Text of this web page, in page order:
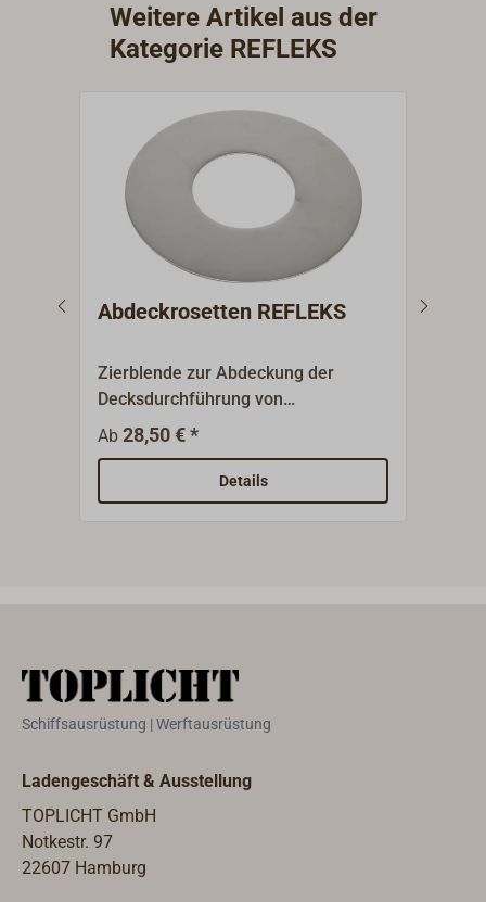
Weitere Artikel aus der
Kategorie REFLEKS
Abdeckrosetten REFLEKS
Zierblende zur Abdeckung der
Decksdurchführung von
unten.Kleine, runde Platte aus
poliertem Edelstahl.
Ab28,50 € *
Details
Schiffsausrüstung | Werftausrüstung
Ladengeschäft & Ausstellung
TOPLICHT GmbH
Notkestr. 97
22607 Hamburg